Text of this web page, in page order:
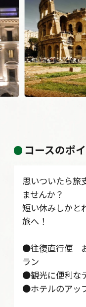
コースのポ
思いついたら旅
ませんか？
短い休みしかと
旅へ！
●往復直行便
ラン
●観光に便利な
●ホテルのアッ